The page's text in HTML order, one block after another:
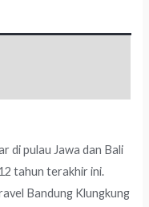
di pulau Jawa dan Bali
tahun terakhir ini.
Bandung Klungkung